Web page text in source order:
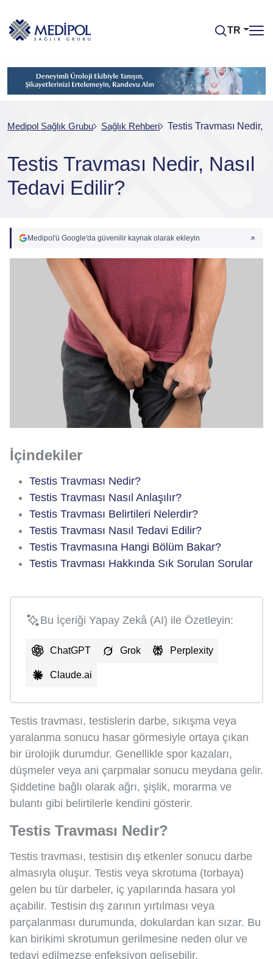
TR
Medipol Sağlık Grubu Sağlık Rehberi Testis Travması Nedir,
Testis Travması Nedir, Nasıl
Tedavi Edilir?
Medipol'ü Google'da güvenilir kaynak olarak ekleyin
İçindekiler
Testis Travması Nedir?
Testis Travması Nasıl Anlaşılır?
Testis Travması Belirtileri Nelerdir?
Testis Travması Nasıl Tedavi Edilir?
Testis Travmasına Hangi Bölüm Bakar?
Testis Travması Hakkında Sık Sorulan Sorular
Bu İçeriği Yapay Zekâ (AI) ile Özetleyin:
ChatGPT Grok Perplexity
Claude.ai
Testis travması, testislerin darbe, sıkışma veya
yaralanma sonucu hasar görmesiyle ortaya çıkan
bir ürolojik durumdur. Genellikle spor kazaları,
düşmeler veya ani çarpmalar sonucu meydana gelir.
Şiddetine bağlı olarak ağrı, şişlik, morarma ve
bulantı gibi belirtilerle kendini gösterir.
Testis Travması Nedir?
Testis travması, testisin dış etkenler sonucu darbe
almasıyla oluşur. Testis veya skrotuma (torbaya)
gelen bu tür darbeler, iç yapılarında hasara yol
açabilir. Testisin dış zarının yırtılması veya
parçalanması durumunda, dokulardan kan sızar. Bu
kan birikimi skrotumun gerilmesine neden olur ve
tedavi edilmezse enfeksiyon gelişebilir.